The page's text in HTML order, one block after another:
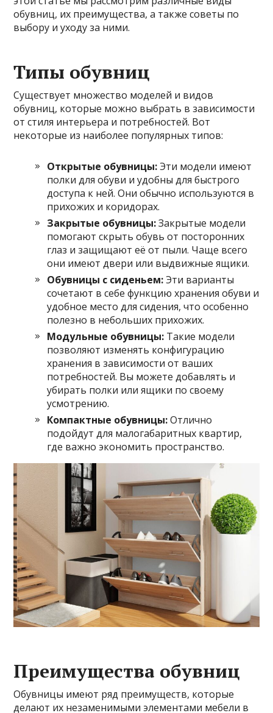
обувниц, их преимущества, а также советы по
выбору и уходу за ними.
Типы обувниц
Существует множество моделей и видов
обувниц, которые можно выбрать в зависимости
от стиля интерьера и потребностей. Вот
некоторые из наиболее популярных типов:
Открытые обувницы:Эти модели имеют
полки для обуви и удобны для быстрого
доступа к ней. Они обычно используются в
прихожих и коридорах.
Закрытые обувницы:Закрытые модели
помогают скрыть обувь от посторонних
глаз и защищают её от пыли. Чаще всего
они имеют двери или выдвижные ящики.
Обувницы с сиденьем:Эти варианты
сочетают в себе функцию хранения обуви и
удобное место для сидения, что особенно
полезно в небольших прихожих.
Модульные обувницы: Такие модели
позволяют изменять конфигурацию
хранения в зависимости от ваших
потребностей. Вы можете добавлять и
убирать полки или ящики по своему
усмотрению.
Компактные обувницы:Отлично
подойдут для малогабаритных квартир,
где важно экономить пространство.
Преимущества обувниц
Обувницы имеют ряд преимуществ, которые
делают их незаменимыми элементами мебели в